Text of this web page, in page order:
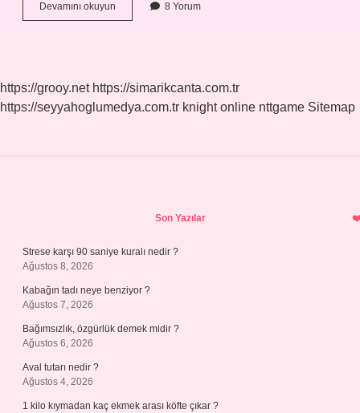
Devamını okuyun
Doğduktan
8 Yorum
https://grooy.net https://simarikcanta.com.tr
https://seyyahoglumedya.com.tr knight online nttgame Sitemap
Son Yazılar
Strese karşı 90 saniye kuralı nedir ?
Ağustos 8, 2026
Kabağın tadı neye benziyor ?
Ağustos 7, 2026
Bağımsızlık, özgürlük demek midir ?
Ağustos 6, 2026
Aval tutarı nedir ?
Ağustos 4, 2026
1 kilo kıymadan kaç ekmek arası köfte çıkar ?